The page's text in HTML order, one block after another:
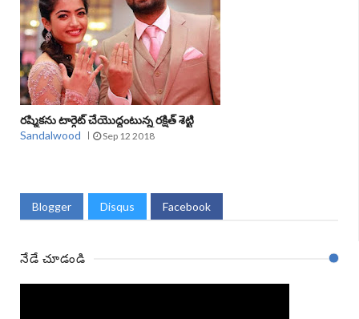
రష్మికను టార్గెట్‌ చేయొద్దంటున్న రక్షిత్‌ శెట్టి
Sandalwood
Sep 12 2018
Blogger Disqus Facebook
నేడే చూడండి